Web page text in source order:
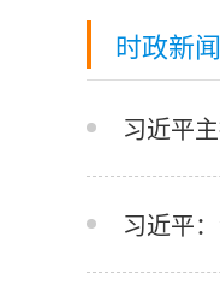
时政新闻
习近平
习近平